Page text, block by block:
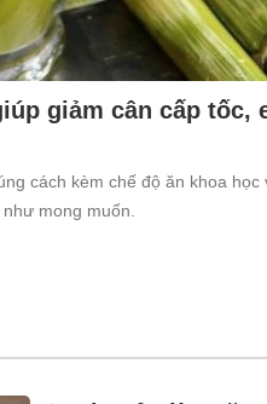
giảm cân cấp tốc,
cách kèm chế độ ăn khoa học
mong muốn.